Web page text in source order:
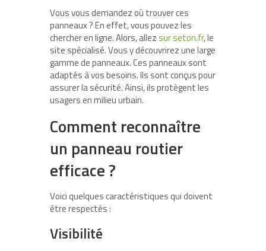
Vous vous demandez où trouver ces
panneaux ? En effet, vous pouvez les
chercher en ligne. Alors, allezsur seton.fr, le
site spécialisé. Vous y découvrirez une large
gamme de panneaux. Ces panneaux sont
adaptés à vos besoins. Ils sont conçus pour
assurer la sécurité. Ainsi, ils protègent les
usagers en milieu urbain.
Comment reconnaître
un panneau routier
efficace ?
Voici quelques caractéristiques qui doivent
être respectés :
Visibilité